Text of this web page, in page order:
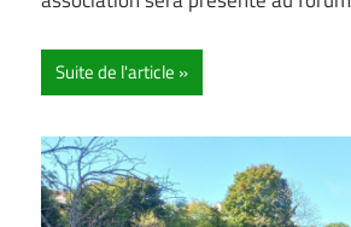
Suite de l'article